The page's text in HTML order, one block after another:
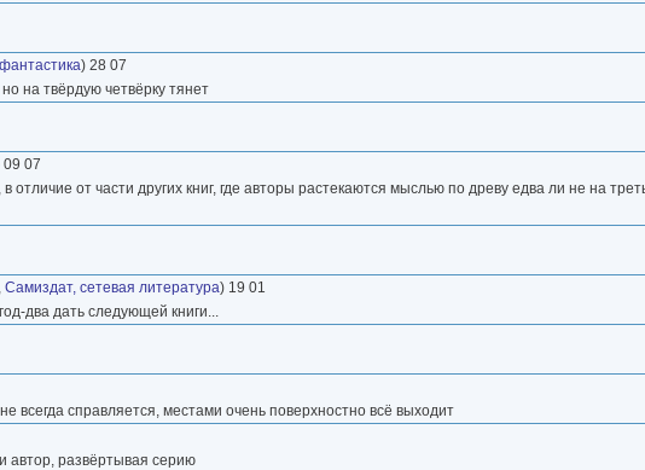
) 28 07
на твёрдую четвёрку тянет
09 07
от части других книг, где авторы растекаются мыслью по древу едва ли не на
, Самиздат, сетевая литература) 19 01
два дать следующей книги...
справляется, местами очень поверхностно всё выходит
автор, развёртывая серию